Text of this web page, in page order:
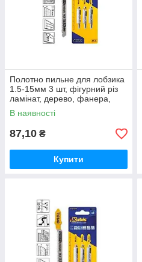
Полотно пильне для лобзика
1.5-15мм 3 шт, фігурний різ
ламінат, дерево, фанера,
ДСП, пластик , зуб 1.25,
В наявності
87,10 ₴
Купити